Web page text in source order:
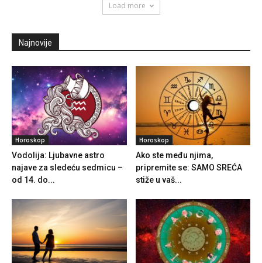
Load more
Najnovije
Horoskop
Vodolija: Ljubavne astro
najave za sledeću sedmicu –
od 14. do...
Horoskop
Ako ste među njima,
pripremite se: SAMO SREĆA
stiže u vaš...